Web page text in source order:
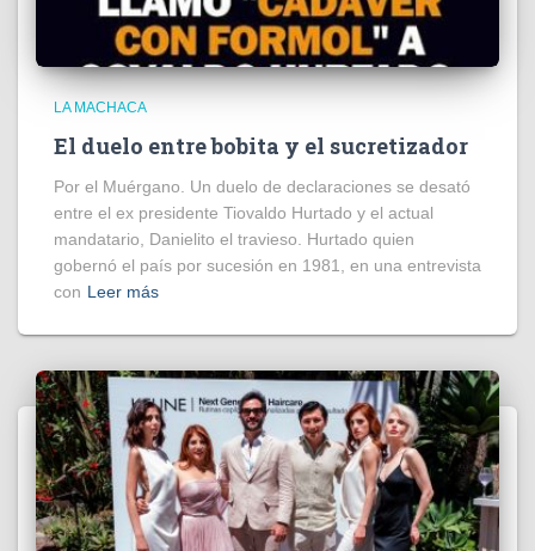
LA MACHACA
El duelo entre bobita y el sucretizador
Por el Muérgano. Un duelo de declaraciones se desató
entre el ex presidente Tiovaldo Hurtado y el actual
mandatario, Danielito el travieso. Hurtado quien
gobernó el país por sucesión en 1981, en una entrevista
con Leer más